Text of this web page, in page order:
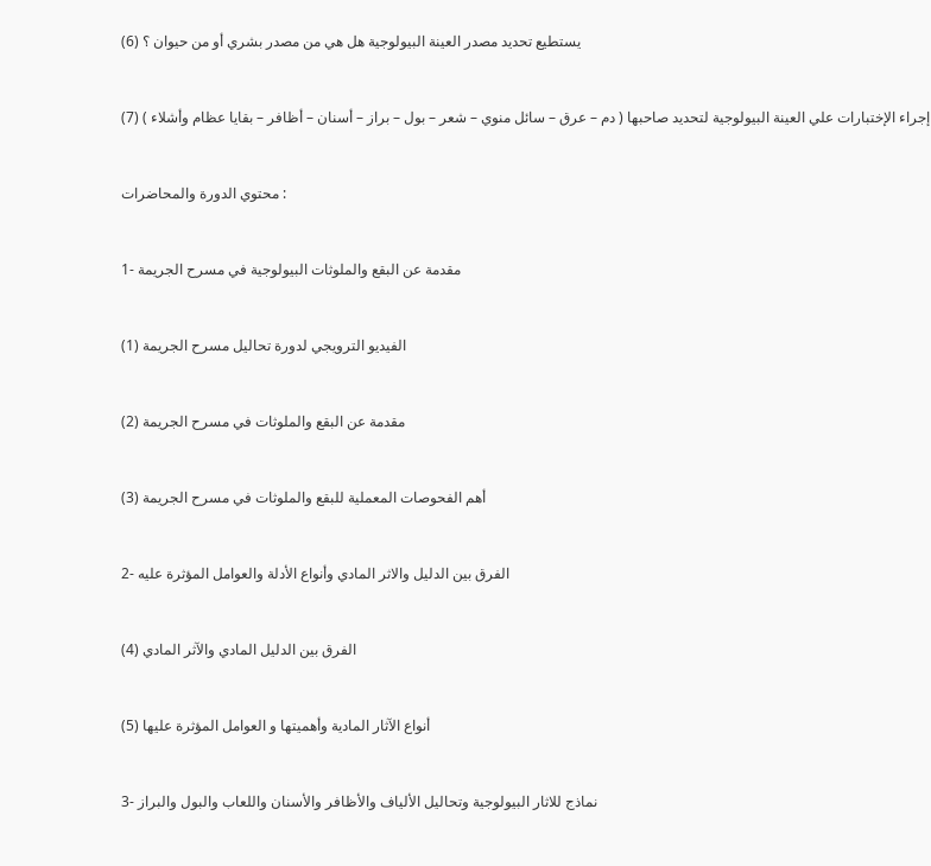
(6) يستطيع تحديد مصدر العينة البيولوجية هل هي من مصدر بشري أو من حيوان ؟
(7) إجراء الإختبارات علي العينة البيولوجية لتحديد صاحبها ( دم – عرق – سائل منوي – شعر – بول – براز – أسنان – أظافر – بقايا عظام وأشلاء )
محتوي الدورة والمحاضرات :
1- مقدمة عن البقع والملوثات البيولوجية في مسرح الجريمة
(1) الفيديو الترويجي لدورة تحاليل مسرح الجريمة
(2) مقدمة عن البقع والملوثات في مسرح الجريمة
(3) أهم الفحوصات المعملية للبقع والملوثات في مسرح الجريمة
2- الفرق بين الدليل والاثر المادي وأنواع الأدلة والعوامل المؤثرة عليه
(4) الفرق بين الدليل المادي والآثر المادي
(5) أنواع الآثار المادية وأهميتها و العوامل المؤثرة عليها
3- نماذج للاثار البيولوجية وتحاليل الألياف والأظافر والأسنان واللعاب والبول والبراز